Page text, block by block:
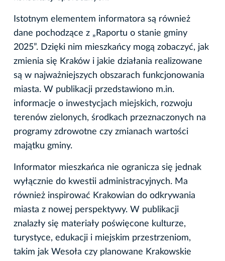
Istotnym elementem informatora są również
dane pochodzące z „Raportu o stanie gminy
2025”. Dzięki nim mieszkańcy mogą zobaczyć, jak
zmienia się Kraków i jakie działania realizowane
są w najważniejszych obszarach funkcjonowania
miasta. W publikacji przedstawiono m.in.
informacje o inwestycjach miejskich, rozwoju
terenów zielonych, środkach przeznaczonych na
programy zdrowotne czy zmianach wartości
majątku gminy.
Informator mieszkańca nie ogranicza się jednak
wyłącznie do kwestii administracyjnych. Ma
również inspirować Krakowian do odkrywania
miasta z nowej perspektywy. W publikacji
znalazły się materiały poświęcone kulturze,
turystyce, edukacji i miejskim przestrzeniom,
takim jak Wesoła czy planowane Krakowskie